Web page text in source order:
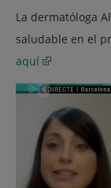
La dermatóloga
saludable en el
aquí